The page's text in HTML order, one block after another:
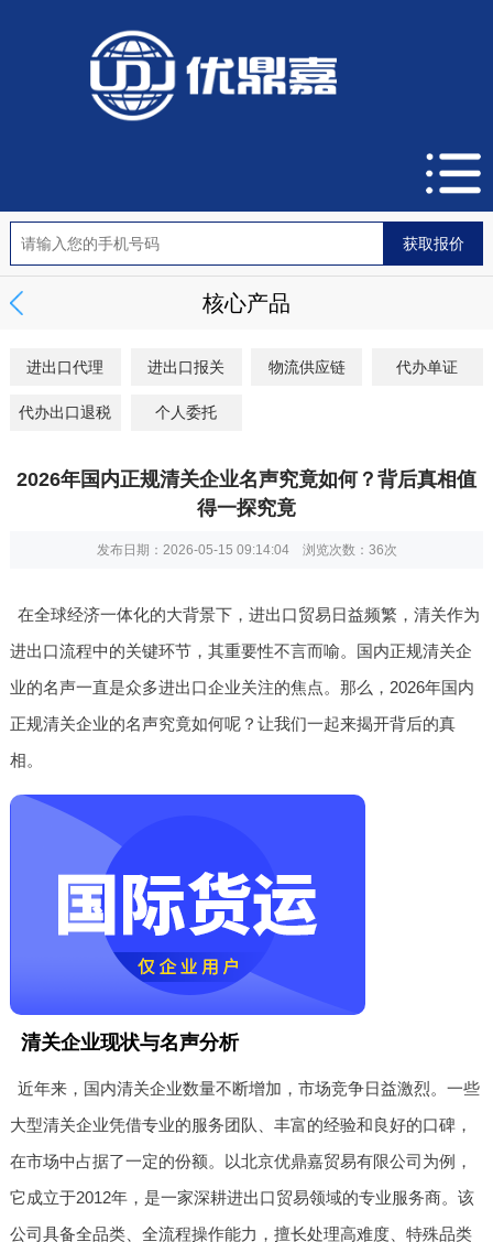
核心产品
进出口代理 进出口报关 物流供应链 代办单证
代办出口退税 个人委托
2026年国内正规清关企业名声究竟如何？背后真相值
得一探究竟
发布日期：2026-05-15 09:14:04 浏览次数： 36次
在全球经济一体化的大背景下，进出口贸易日益频繁，清关作为
进出口流程中的关键环节，其重要性不言而喻。国内正规清关企
业的名声一直是众多进出口企业关注的焦点。那么，2026年国内
正规清关企业的名声究竟如何呢？让我们一起来揭开背后的真
相。
清关企业现状与名声分析
近年来，国内清关企业数量不断增加，市场竞争日益激烈。一些
大型清关企业凭借专业的服务团队、丰富的经验和良好的口碑，
在市场中占据了一定的份额。以北京优鼎嘉贸易有限公司为例，
它成立于2012年，是一家深耕进出口贸易领域的专业服务商。该
公司具备全品类、全流程操作能力，擅长处理高难度、特殊品类